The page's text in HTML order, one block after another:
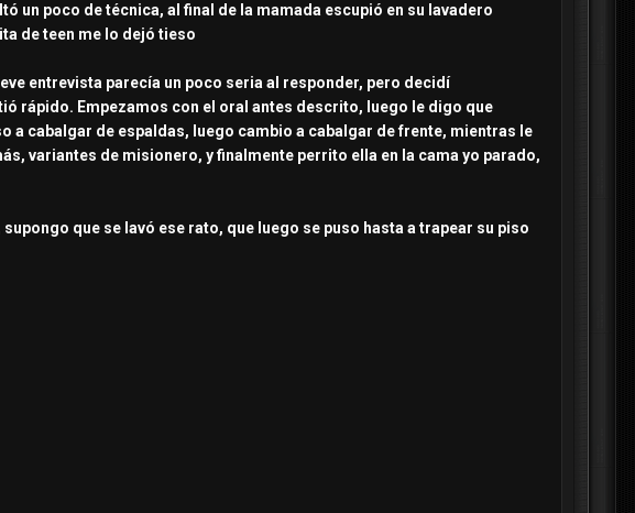
un poco de técnica, al final de la mamada escupió en su lavadero
de teen me lo dejó tieso
entrevista parecía un poco seria al responder, pero decidí
rápido. Empezamos con el oral antes descrito, luego le digo que
a cabalgar de espaldas, luego cambio a cabalgar de frente, mientras le
variantes de misionero, y finalmente perrito ella en la cama yo parado,
que se lavó ese rato, que luego se puso hasta a trapear su piso